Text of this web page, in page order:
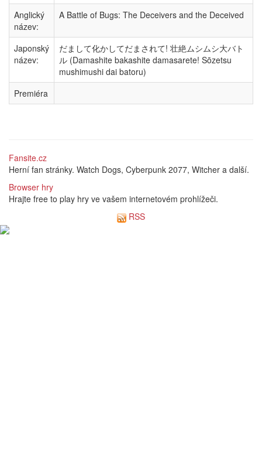
Anglický
název:
A Battle of Bugs: The Deceivers and the Deceived
Japonský
název:
だまして化かしてだまされて! 壮絶ムシムシ大バト
ル (Damashite bakashite damasarete! Sōzetsu
mushimushi dai batoru)
Premiéra
Fansite.cz
Herní fan stránky. Watch Dogs, Cyberpunk 2077, Witcher a další.
Browser hry
Hrajte free to play hry ve vašem internetovém prohlížeči.
RSS